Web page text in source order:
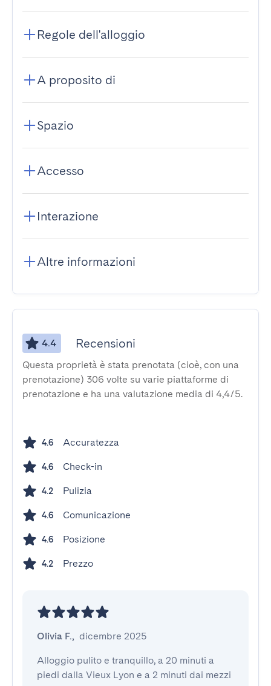
Regole dell'alloggio
A proposito di
Spazio
Accesso
Interazione
Altre informazioni
4.4 Recensioni
Questa proprietà è stata prenotata (cioè, con una
prenotazione) 306 volte su varie piattaforme di
prenotazione e ha una valutazione media di 4,4/5.
4.6 Accuratezza
4.6 Check-in
4.2 Pulizia
4.6 Comunicazione
4.6 Posizione
4.2 Prezzo
Olivia F., dicembre 2025
Alloggio pulito e tranquillo, a 20 minuti a
piedi dalla Vieux Lyon e a 2 minuti dai mezzi